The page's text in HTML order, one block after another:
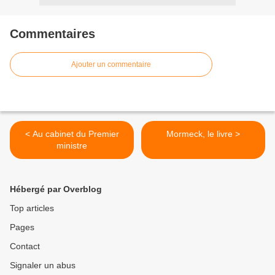
Commentaires
Ajouter un commentaire
< Au cabinet du Premier
ministre
Mormeck, le livre >
Hébergé par Overblog
Top articles
Pages
Contact
Signaler un abus